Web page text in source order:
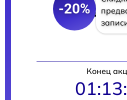
-20%
Конец